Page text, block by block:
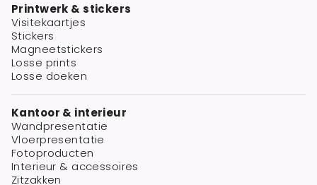
Printwerk & stickers
Visitekaartjes
Stickers
Magneetstickers
Losse prints
Losse doeken
Kantoor & interieur
Wandpresentatie
Vloerpresentatie
Fotoproducten
Interieur & accessoires
Zitzakken